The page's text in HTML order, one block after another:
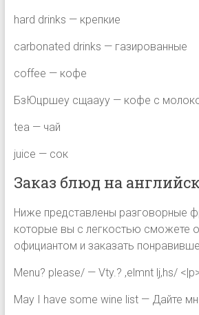
hard drinks — крепкие
carbonated drinks — газированные
coffee — кофе
БзЮцршеу сщаауу — кофе с
tea — чай
juice — сок
Заказ блюд на
Ниже представлены разговорные
которые вы с легкостью сможете
официантом и заказать
Menu? please/ — Vty.? ,elmnt lj,hs/
May I have some wine list — Дайте